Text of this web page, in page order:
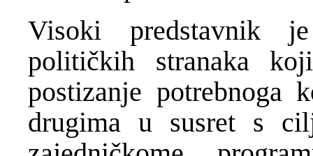
Visoki predstavnik
političkih stranaka
postizanje potrebnoga
drugima u susret s